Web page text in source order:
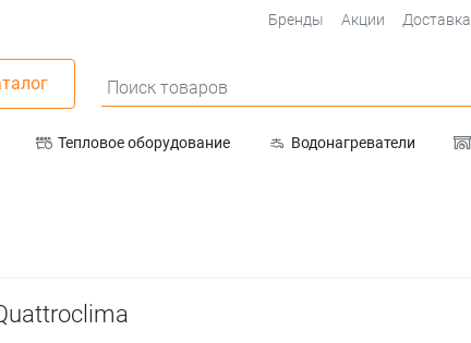
Тепловое оборудование Водонагреватели
Поиск товаров
Бренды Акции Доставка